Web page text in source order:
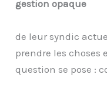
gestion opaque
de leur syndic
prendre les choses
question se pose :